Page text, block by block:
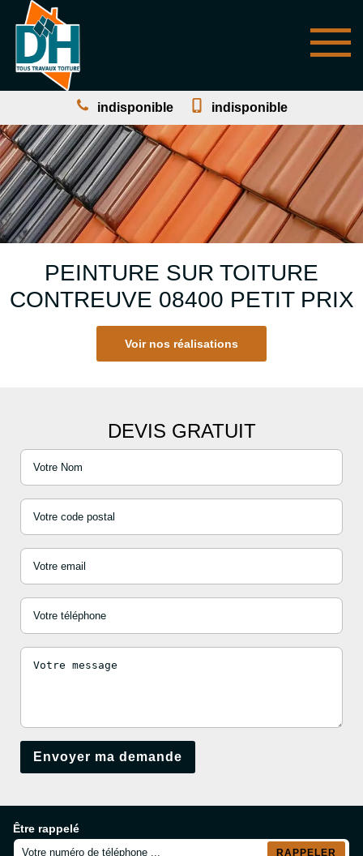
indisponible indisponible
PEINTURE SUR TOITURE
CONTREUVE 08400 PETIT PRIX
Voir nos réalisations
DEVIS GRATUIT
Être rappelé